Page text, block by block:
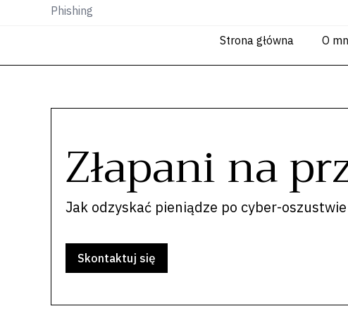
Phishing
Strona główna
O
Złapani na
Jak odzyskać pieniądze po cyber-oszustwie
Skontaktuj się